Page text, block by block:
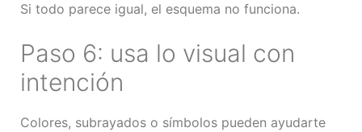
Si todo parece igual, el esquema no funciona.
Paso 6: usa lo visual con
intención
Colores, subrayados o símbolos pueden ayudarte